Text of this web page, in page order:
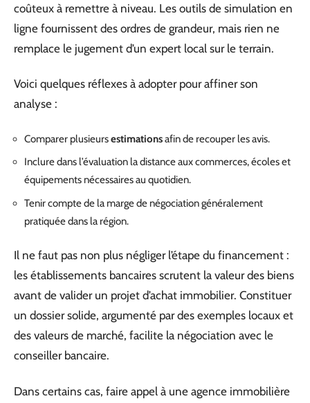
coûteux à remettre à niveau. Les outils de simulation en
ligne fournissent des ordres de grandeur, mais rien ne
remplace le jugement d’un expert local sur le terrain.
Voici quelques réflexes à adopter pour affiner son
analyse :
Comparer plusieursestimationsafin de recouper les avis.
Inclure dans l’évaluation la distance aux commerces, écoles et
équipements nécessaires au quotidien.
Tenir compte de la marge de négociation généralement
pratiquée dans la région.
Il ne faut pas non plus négliger l’étape du financement :
les établissements bancaires scrutent la valeur des biens
avant de valider un projet d’achat immobilier. Constituer
un dossier solide, argumenté par des exemples locaux et
des valeurs de marché, facilite la négociation avec le
conseiller bancaire.
Dans certains cas, faire appel à une agence immobilière